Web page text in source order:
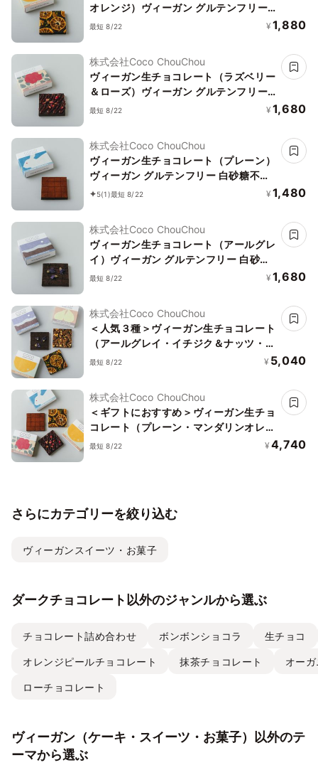
オレンジ）ヴィーガン グルテンフリー
白砂糖不使用
最短 8/22 ¥ 1,880
株式会社Coco ChouChou
ヴィーガン生チョコレート（ラズベリー
＆ローズ）ヴィーガン グルテンフリー
白砂糖不使用
最短 8/22 ¥ 1,680
株式会社Coco ChouChou
ヴィーガン生チョコレート（プレーン）
ヴィーガン グルテンフリー 白砂糖不使
用5(1)最短 8/22 ¥ 1,480
株式会社Coco ChouChou
ヴィーガン生チョコレート（アールグレ
イ）ヴィーガン グルテンフリー 白砂糖
不使用
最短 8/22 ¥ 1,680
株式会社Coco ChouChou
＜人気３種＞ヴィーガン生チョコレート
（アールグレイ・イチジク＆ナッツ・マ
ンダリンオレンジ）ヴィーガン グルテ
最短 8/22 ¥ 5,040
株式会社Coco ChouChou
＜ギフトにおすすめ＞ヴィーガン生チョ
コレート（プレーン・マンダリンオレン
ジ・ラズベリー＆ローズ）ヴィーガン
最短 8/22 ¥ 4,740
さらにカテゴリーを絞り込む
ヴィーガンスイーツ・お菓子
ダークチョコレート以外のジャンルから選ぶ
チョコレート詰め合わせ ボンボンショコラ 生チョコ
オレンジピールチョコレート 抹茶チョコレート オー
ローチョコレート
ヴィーガン（ケーキ・スイーツ・お菓子）以外のテ
ーマから選ぶ